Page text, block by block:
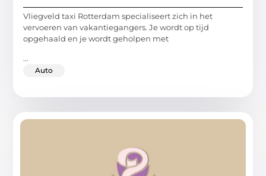
Vliegveld taxi Rotterdam specialiseert zich in het
vervoeren van vakantiegangers. Je wordt op tijd
opgehaald en je wordt geholpen met
...
Auto